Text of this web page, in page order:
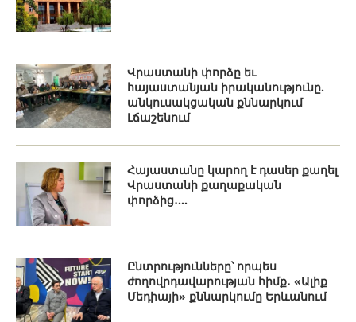
Վրաստանի փորձը եւ
հայաստանյան իրականությունը.
անկուսակցական քննարկում
Լճաշենում
Հայաստանը կարող է դասեր քաղել
Վրաստանի քաղաքական
փորձից․...
Ընտրությունները՝ որպես
ժողովրդավարության հիմք․ «Ալիք
Մեդիայի» քննարկումը Երևանում